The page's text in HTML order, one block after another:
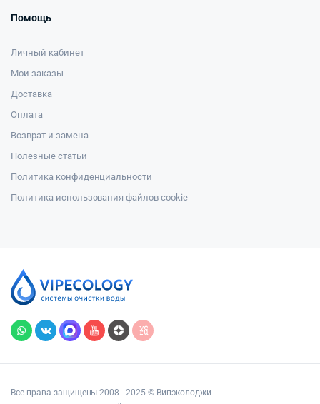
Помощь
Личный кабинет
Мои заказы
Доставка
Оплата
Возврат и замена
Полезные статьи
Политика конфиденциальности
Политика использования файлов cookie
Все права защищены 2008 - 2025 © Випэколоджи